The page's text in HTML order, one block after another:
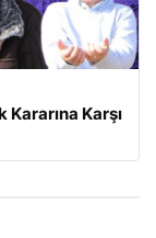
Kararına Karşı